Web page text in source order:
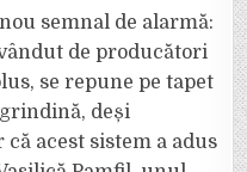
semnal de alarmă:
de producători
se repune pe tapet
deși
acest sistem a adus